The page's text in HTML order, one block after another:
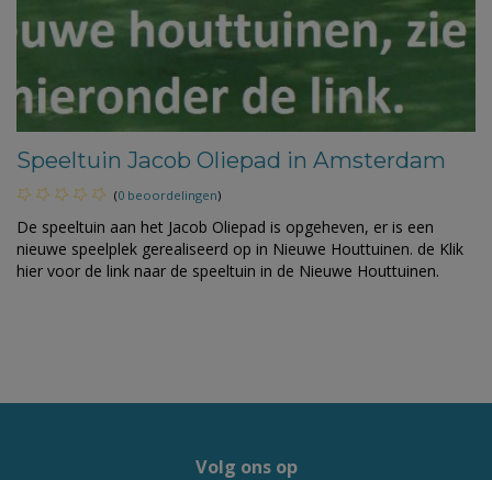
Speeltuin Jacob Oliepad in Amsterdam
(0 beoordelingen)
De speeltuin aan het Jacob Oliepad is opgeheven, er is een
nieuwe speelplek gerealiseerd op in Nieuwe Houttuinen. de Klik
hier voor de link naar de speeltuin in de Nieuwe Houttuinen.
Volg ons op